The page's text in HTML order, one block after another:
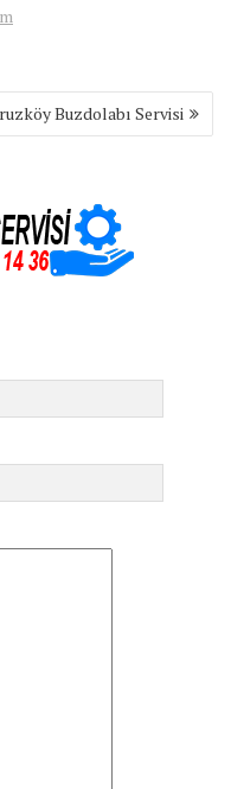
Buzdolabı Servisi